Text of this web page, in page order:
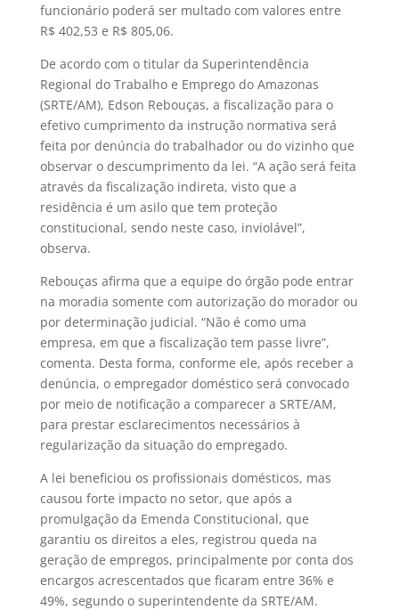
funcionário poderá ser multado com valores entre
R$ 402,53 e R$ 805,06.
De acordo com o titular da Superintendência
Regional do Trabalho e Emprego do Amazonas
(SRTE/AM), Edson Rebouças, a fiscalização para o
efetivo cumprimento da instrução normativa será
feita por denúncia do trabalhador ou do vizinho que
observar o descumprimento da lei. “A ação será feita
através da fiscalização indireta, visto que a
residência é um asilo que tem proteção
constitucional, sendo neste caso, inviolável”,
observa.
Rebouças afirma que a equipe do órgão pode entrar
na moradia somente com autorização do morador ou
por determinação judicial. “Não é como uma
empresa, em que a fiscalização tem passe livre”,
comenta. Desta forma, conforme ele, após receber a
denúncia, o empregador doméstico será convocado
por meio de notificação a comparecer a SRTE/AM,
para prestar esclarecimentos necessários à
regularização da situação do empregado.
A lei beneficiou os profissionais domésticos, mas
causou forte impacto no setor, que após a
promulgação da Emenda Constitucional, que
garantiu os direitos a eles, registrou queda na
geração de empregos, principalmente por conta dos
encargos acrescentados que ficaram entre 36% e
49%, segundo o superintendente da SRTE/AM.